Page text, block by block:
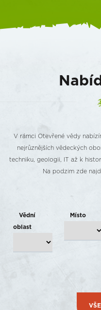
V rámci Otevřené vědy
nejrůznějších vědeckých
techniku, geologii, IT až k
Na podzim zde
Vědní
oblast
Místo